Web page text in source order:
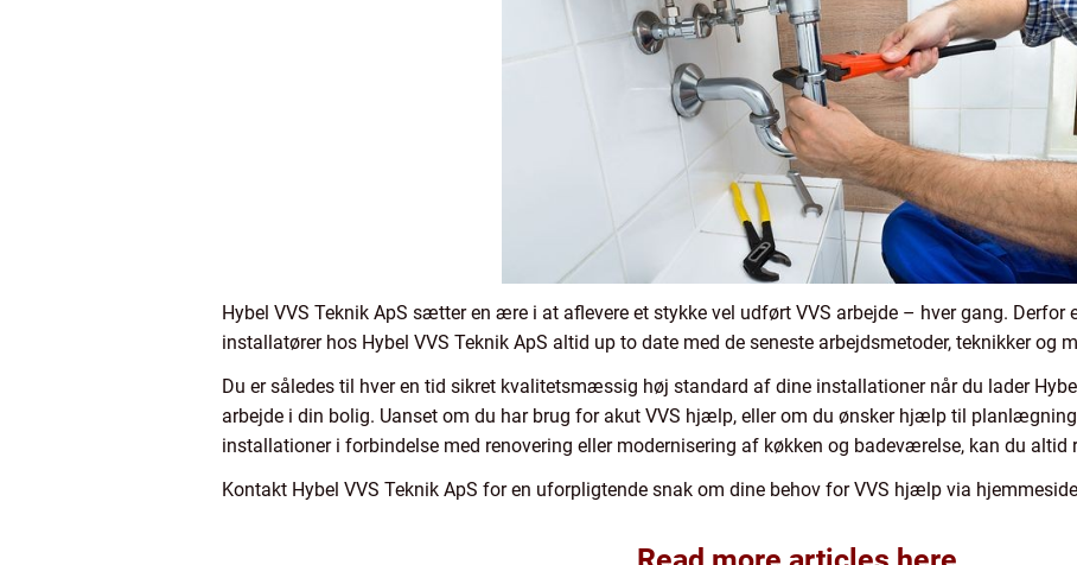
Hybel VVS Teknik ApS sætter en ære i at aflevere et stykke vel udført VVS arbejde – hver gang. Derfor
installatører hos Hybel VVS Teknik ApS altid up to date med de seneste arbejdsmetoder, teknikker og
Du er således til hver en tid sikret kvalitetsmæssig høj standard af dine installationer når du lader
arbejde i din bolig. Uanset om du har brug for akut VVS hjælp, eller om du ønsker hjælp til
installationer i forbindelse med renovering eller modernisering af køkken og badeværelse, kan du altid
Kontakt Hybel VVS Teknik ApS for en uforpligtende snak om dine behov for VVS hjælp via